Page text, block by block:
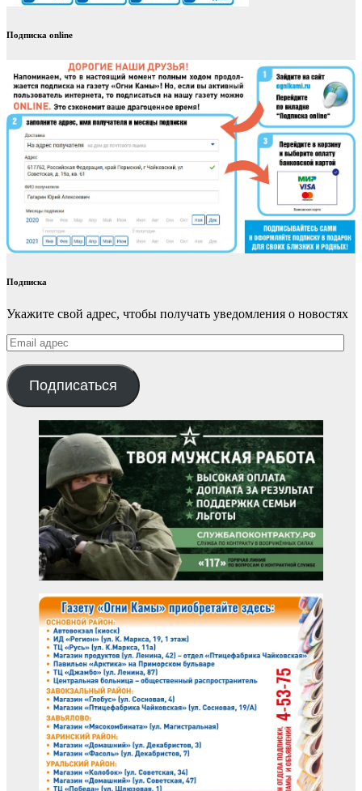
Подписка online
Подписка
Укажите свой адрес, чтобы получать уведомления о новостях
Email
адрес
Подписаться